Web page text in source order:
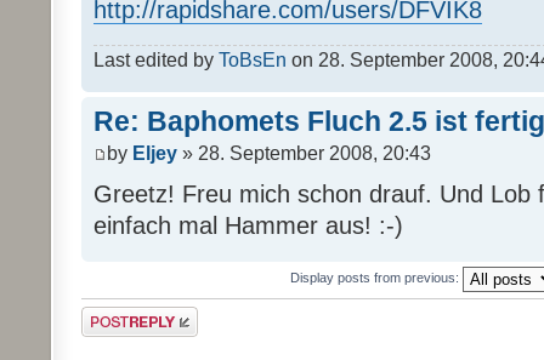
http://rapidshare.com/users/DFVIK8
Last edited by ToBsEn on 28. September 2008,
Re: Baphomets Fluch 2.5 ist fertig
by Eljey » 28. September 2008, 20:43
Greetz! Freu mich schon drauf. Und Lob
einfach mal Hammer aus! :-)
Display posts from previous:
Post a reply